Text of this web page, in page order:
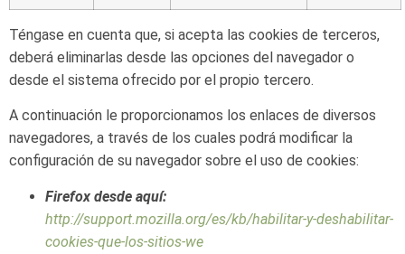
Téngase en cuenta que, si acepta las cookies de terceros,
deberá eliminarlas desde las opciones del navegador o
desde el sistema ofrecido por el propio tercero.
A continuación le proporcionamos los enlaces de diversos
navegadores, a través de los cuales podrá modificar la
configuración de su navegador sobre el uso de cookies:
Firefox desde aquí:
http://support.mozilla.org/es/kb/habilitar-y-deshabilitar-
cookies-que-los-sitios-we